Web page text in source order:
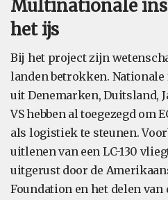
Multinationale
het ijs
Bij het project zijn
landen betrokken.
uit Denemarken, Duitsland,
VS hebben al toegezegd om
als logistiek te steunen.
uitlenen van een LC-130
uitgerust door de
Foundation en het delen van